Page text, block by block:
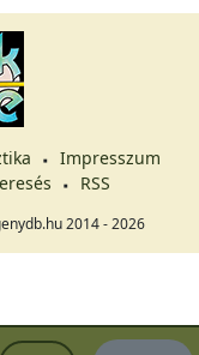
Impresszum
RSS
2014 - 2026